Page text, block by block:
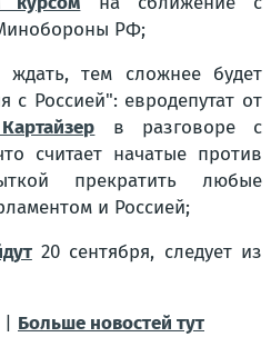
РФ;
тем сложнее будет
с Россией": евродепутат от
в разговоре с
считает начатые против
прекратить любые
и Россией;
20 сентября, следует из
Больше новостей тут